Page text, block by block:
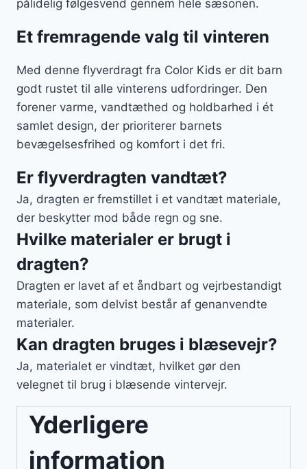
pålidelig følgesvend gennem hele sæsonen.
Et fremragende valg til vinteren
Med denne flyverdragt fra Color Kids er dit barn
godt rustet til alle vinterens udfordringer. Den
forener varme, vandtæthed og holdbarhed i ét
samlet design, der prioriterer barnets
bevægelsesfrihed og komfort i det fri.
Er flyverdragten vandtæt?
Ja, dragten er fremstillet i et vandtæt materiale,
der beskytter mod både regn og sne.
Hvilke materialer er brugt i
dragten?
Dragten er lavet af et åndbart og vejrbestandigt
materiale, som delvist består af genanvendte
materialer.
Kan dragten bruges i blæsevejr?
Ja, materialet er vindtæt, hvilket gør den
velegnet til brug i blæsende vintervejr.
Yderligere
information